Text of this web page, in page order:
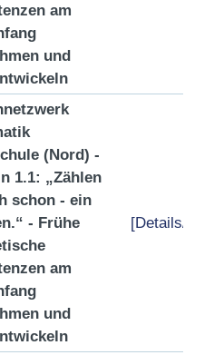
am
und
(Nord) -
1.1: „Zählen
schon - ein
- Frühe
am
und
[Details/